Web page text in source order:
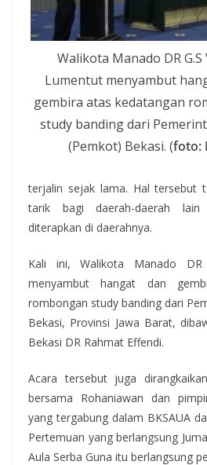
Walikota Manado DR G.S
Lumentut menyambut
gembira atas kedatangan
study banding dari
(Pemkot) Bekasi. (foto:
terjalin sejak lama. Hal tersebut
tarik bagi daerah-daerah
diterapkan di daerahnya.
Kali ini, Walikota Manado DR
menyambut hangat dan
rombongan study banding dari
Bekasi, Provinsi Jawa Barat,
Bekasi DR Rahmat Effendi.
Acara tersebut juga
bersama Rohaniawan dan
yang tergabung dalam BKSAUA
Pertemuan yang berlangsung
Aula Serba Guna itu berlangsung